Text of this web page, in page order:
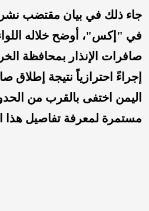
جاء ذلك في بيان مقتضب
في "إكس"، أوضح خلاله
صافرات الإنذار بمحافظة
إجراءً احترازياً نتيجة إطلاق
اليمن اختفى بالقرب من
مستمرة لمعرفة تفاصيل هذا